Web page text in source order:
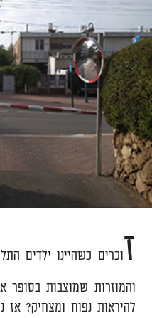
זוכרים כשהיינו ילדים
והמוזרות שמוצבות בסופר
להיראות נפוח ומצחיק? אז